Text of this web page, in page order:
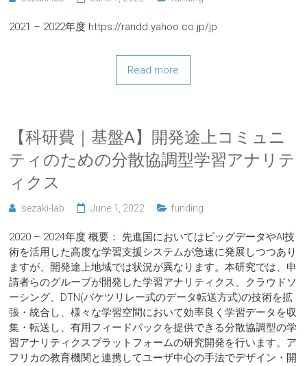
2021 – 2022年度 https://randd.yahoo.co.jp/jp
Read more
【科研費｜基盤A】開発途上コミュニ
ティのための分散協調型学習アナリテ
ィクス
sezaki-lab June 1, 2022 funding
2020 – 2024年度 概要： 先進国においてはビッグデータやAI技
術を活用した高度な学習支援システムが急速に発展しつつあり
ますが、開発途上地域では状況が異なります。本研究では、申
請者らのグループが開発した学習アナリティクス、クラウドソ
ーシング、DTN(バケツリレー式のデータ転送方式)の技術を拡
張・統合し、様々な学習空間において効率良く学習データを収
集・転送し、有用フィードバックを提供できる分散協調型の学
習アナリティクスプラットフォームの研究開発を行います。ア
フリカの教育機関と連携してユーザ中心の手法でデザイン・開